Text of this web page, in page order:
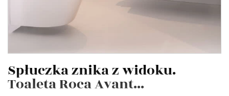
Spłuczka znika z widoku.
Toaleta Roca Avant...